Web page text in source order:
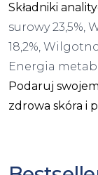
Składniki
surowy 23,5%,
18,2%,
Energia
Podaruj
zdrowa skóra i